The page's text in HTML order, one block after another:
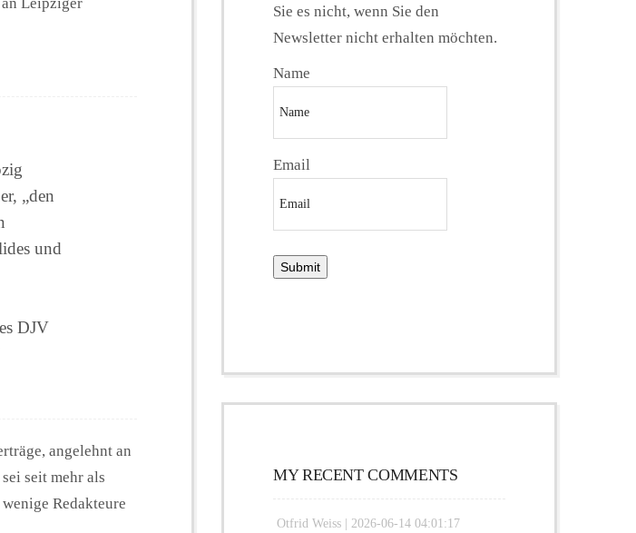
„den
und
DJV
angelehnt an
seit mehr als
Redakteure
Sie es nicht, wenn Sie den
Newsletter nicht erhalten möchten.
Name
Email
MY RECENT COMMENTS
Otfrid Weiss | 2026-06-14 04:01:17